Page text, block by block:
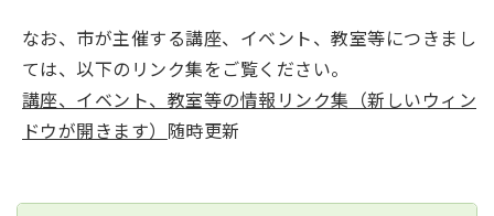
なお、市が主催する講座、イベント、教室等につきまし
ては、以下のリンク集をご覧ください。
講座、イベント、教室等の情報リンク集（新しいウィン
ドウが開きます） 随時更新